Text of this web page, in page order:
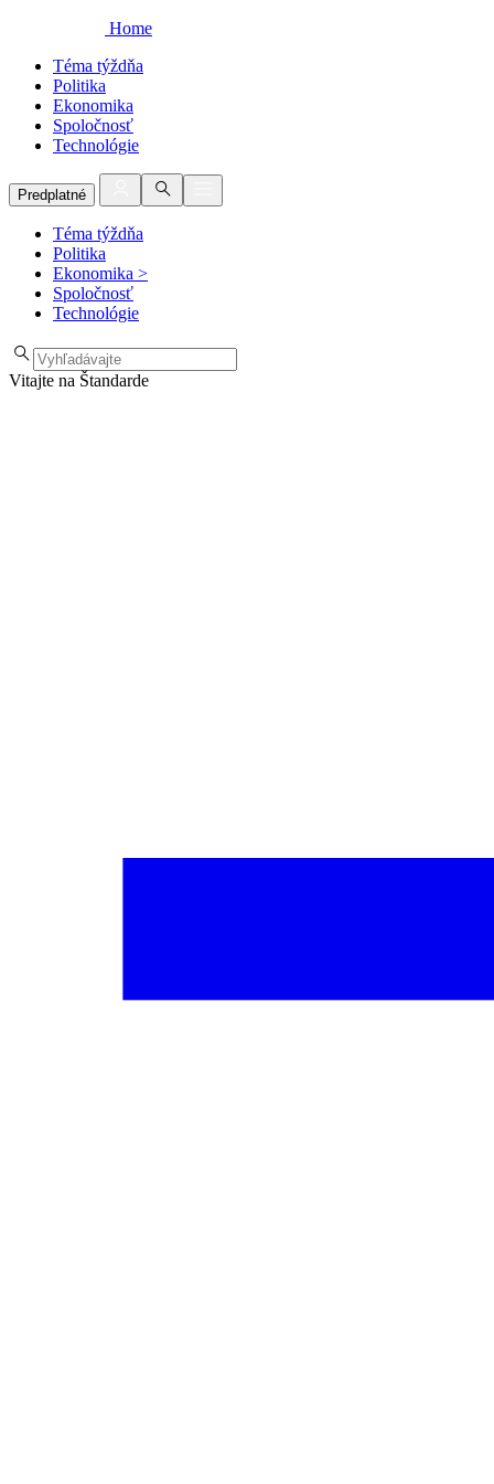
Home
Téma týždňa
Politika
Ekonomika
Spoločnosť
Technológie
Predplatné
Téma týždňa
Politika
Ekonomika >
Spoločnosť
Technológie
Vitajte na Štandarde